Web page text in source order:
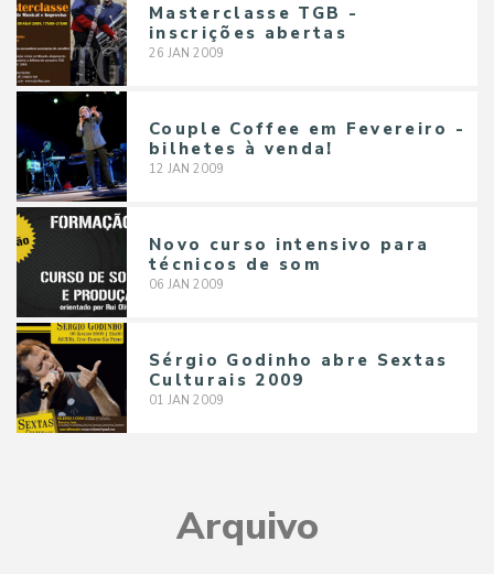
Masterclasse TGB -
inscrições abertas
26 JAN 2009
Couple Coffee em Fevereiro -
bilhetes à venda!
12 JAN 2009
Novo curso intensivo para
técnicos de som
06 JAN 2009
Sérgio Godinho abre Sextas
Culturais 2009
01 JAN 2009
Arquivo